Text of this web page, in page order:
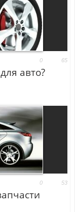
0 65
авто?
0 53